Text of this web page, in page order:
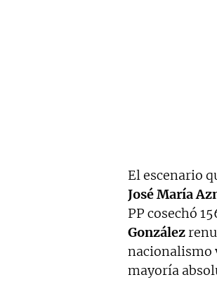
El escenario
José María
PP cosechó
González
nacionalismo
mayoría